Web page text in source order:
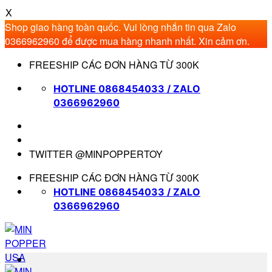
X
Shop giao hàng toàn quốc. Vui lòng nhắn tin qua Zalo
0366962960 để được mua hàng nhanh nhất. Xin cảm ơn.
qua
FREESHIP CÁC ĐƠN HÀNG TỪ 300K
HOTLINE 0868454033 / ZALO
0366962960
TWITTER @MINPOPPERTOY
FREESHIP CÁC ĐƠN HÀNG TỪ 300K
HOTLINE 0868454033 / ZALO
0366962960